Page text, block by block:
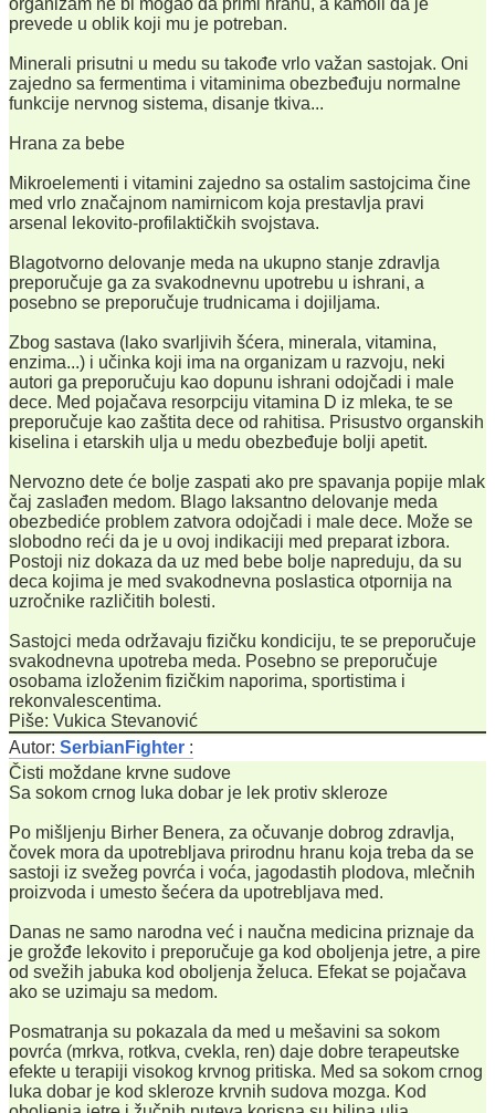
organizam ne bi mogao da primi hranu, a kamoli da je
prevede u oblik koji mu je potreban.
Minerali prisutni u medu su takođe vrlo važan sastojak. Oni
zajedno sa fermentima i vitaminima obezbeđuju normalne
funkcije nervnog sistema, disanje tkiva...
Hrana za bebe
Mikroelementi i vitamini zajedno sa ostalim sastojcima čine
med vrlo značajnom namirnicom koja prestavlja pravi
arsenal lekovito-profilaktičkih svojstava.
Blagotvorno delovanje meda na ukupno stanje zdravlja
preporučuje ga za svakodnevnu upotrebu u ishrani, a
posebno se preporučuje trudnicama i dojiljama.
Zbog sastava (lako svarljivih šćera, minerala, vitamina,
enzima...) i učinka koji ima na organizam u razvoju, neki
autori ga preporučuju kao dopunu ishrani odojčadi i male
dece. Med pojačava resorpciju vitamina D iz mleka, te se
preporučuje kao zaštita dece od rahitisa. Prisustvo organskih
kiselina i etarskih ulja u medu obezbeđuje bolji apetit.
Nervozno dete će bolje zaspati ako pre spavanja popije mlak
čaj zaslađen medom. Blago laksantno delovanje meda
obezbediće problem zatvora odojčadi i male dece. Može se
slobodno reći da je u ovoj indikaciji med preparat izbora.
Postoji niz dokaza da uz med bebe bolje napreduju, da su
deca kojima je med svakodnevna poslastica otpornija na
uzročnike različitih bolesti.
Sastojci meda održavaju fizičku kondiciju, te se preporučuje
svakodnevna upotreba meda. Posebno se preporučuje
osobama izloženim fizičkim naporima, sportistima i
rekonvalescentima.
Piše: Vukica Stevanović
Autor: SerbianFighter :
Čisti moždane krvne sudove
Sa sokom crnog luka dobar je lek protiv skleroze
Po mišljenju Birher Benera, za očuvanje dobrog zdravlja,
čovek mora da upotrebljava prirodnu hranu koja treba da se
sastoji iz svežeg povrća i voća, jagodastih plodova, mlečnih
proizvoda i umesto šećera da upotrebljava med.
Danas ne samo narodna već i naučna medicina priznaje da
je grožđe lekovito i preporučuje ga kod oboljenja jetre, a pire
od svežih jabuka kod oboljenja želuca. Efekat se pojačava
ako se uzimaju sa medom.
Posmatranja su pokazala da med u mešavini sa sokom
povrća (mrkva, rotkva, cvekla, ren) daje dobre terapeutske
efekte u terapiji visokog krvnog pritiska. Med sa sokom crnog
luka dobar je kod skleroze krvnih sudova mozga. Kod